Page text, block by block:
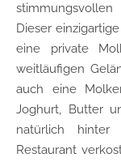
stimmungsvollen
Dieser
eine private
weitläufigen
auch eine
Joghurt, Butter
natürlich hinter
Restaurant